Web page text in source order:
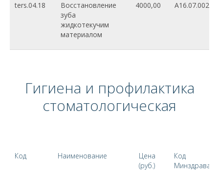
ters.04.18
Восстановление
зуба
жидкотекучим
материалом
4000,00 A16.07.002
Гигиена и профилактика
стоматологическая
Код Наименование
Цена
(руб.)
Код
Минздрава